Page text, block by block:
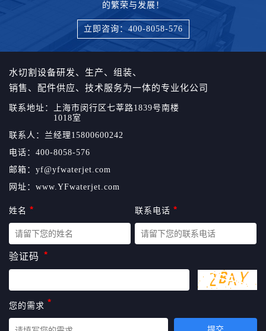
的繁荣与发展！
立即咨询：400-8058-576
水切割设备研发、生产、组装、
销售、配件供应、技术服务为一体的专业化公司
联系地址：
上海市闵行区七莘路1839号南楼
1018室
联系人： 兰经理15800600242
电话： 400-8058-576
邮箱： yf@yfwaterjet.com
网址： www.YFwaterjet.com
姓名 联系电话
验证码
您的需求